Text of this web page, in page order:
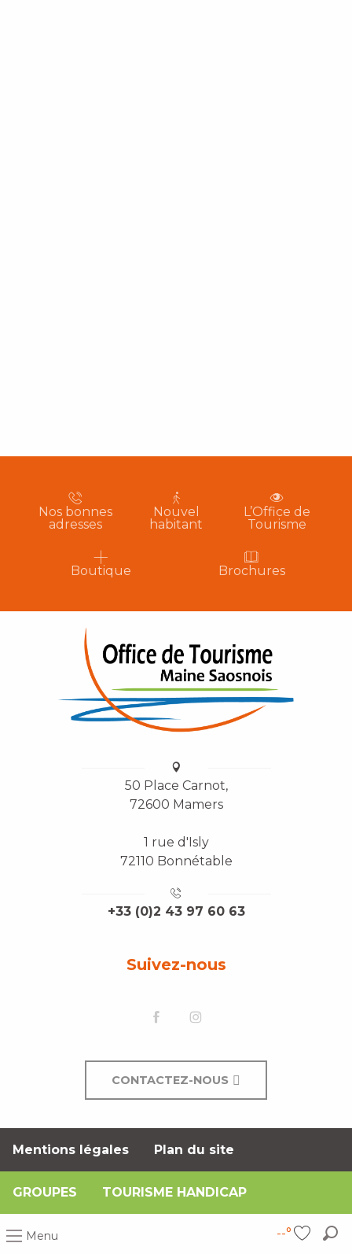
Menu
--°
Nos bonnes
adresses
Nouvel
habitant
L’Office de
Tourisme
Boutique Brochures
50 Place Carnot,
72600 Mamers
1 rue d'Isly
72110 Bonnétable
+33 (0)2 43 97 60 63
Suivez-nous
CONTACTEZ-NOUS
Mentions légales Plan du site
GROUPES TOURISME HANDICAP